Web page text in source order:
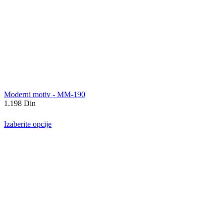
Moderni motiv - MM-190
1.198 Din
Izaberite opcije